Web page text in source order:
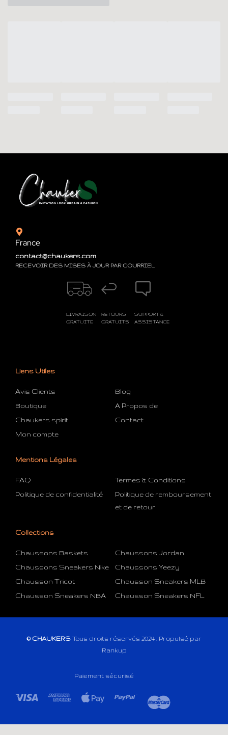
France
contact@chaukers.com
RECEVOIR DES MISES À JOUR PAR COURRIEL
LIVRAISON
GRATUITE
RETOURS
GRATUITS
SUPPORT &
ASSISTANCE
Liens Utiles
Avis Clients
Blog
Boutique
A Propos de
Chaukers spirit
Contact
Mon compte
Mentions Légales
FAQ
Termes & Conditions
Politique de confidentialité
Politique de remboursement
et de retour
Collections
Chaussons Baskets
Chaussons Jordan
Chaussons Sneakers Nike
Chaussons Yeezy
Chausson Tricot
Chausson Sneakers MLB
Chausson Sneakers NBA
Chausson Sneakers NFL
© CHAUKERS Tous droits réservés 2024 . Propulsé par
Rankup
Paiement sécurisé